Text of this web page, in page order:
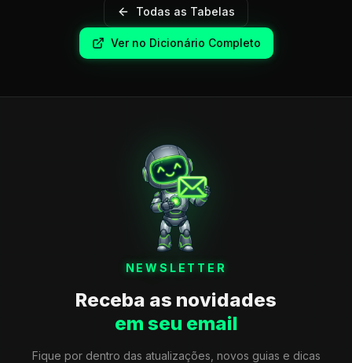
Todas as Tabelas
Ver no Dicionário Completo
NEWSLETTER
Receba as novidades
em seu email
Fique por dentro das atualizações, novos guias e dicas